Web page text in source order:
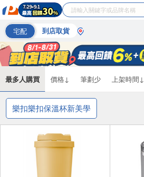
宅配 到店取貨
最多人購買 價格↓ 筆劃少 上架時間↓
樂扣樂扣保溫杯新美學